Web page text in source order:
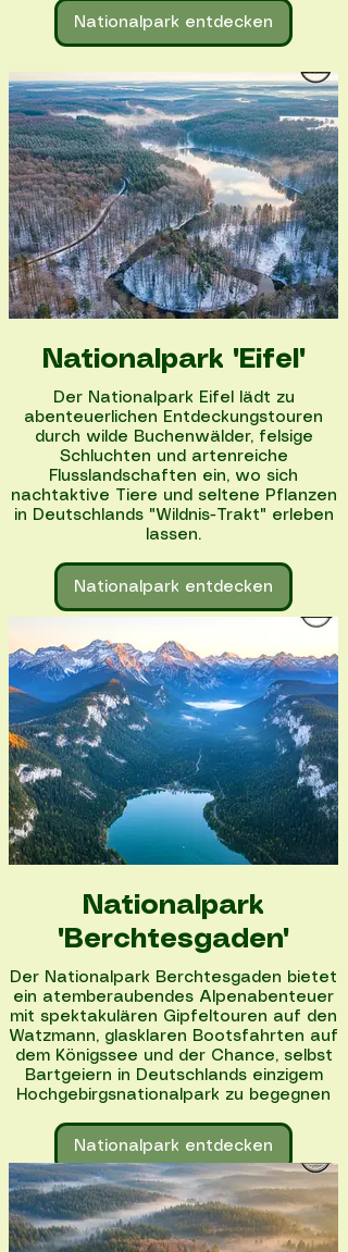
Nationalpark entdecken
Nationalpark "Eifel"
Der Nationalpark Eifel lädt zu
abenteuerlichen Entdeckungstouren
durch wilde Buchenwälder, felsige
Schluchten und artenreiche
Flusslandschaften ein, wo sich
nachtaktive Tiere und seltene Pflanzen
in Deutschlands "Wildnis-Trakt" erleben
lassen.
Nationalpark entdecken
Nationalpark
"Berchtesgaden"
Der Nationalpark Berchtesgaden bietet
ein atemberaubendes Alpenabenteuer
mit spektakulären Gipfeltouren auf den
Watzmann, glasklaren Bootsfahrten auf
dem Königssee und der Chance, selbst
Bartgeiern in Deutschlands einzigem
Hochgebirgsnationalpark zu begegnen
Nationalpark entdecken